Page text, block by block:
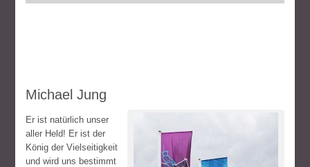
Michael Jung
Er ist natürlich unser
aller Held! Er ist der
König der Vielseitigkeit
und wird uns bestimmt